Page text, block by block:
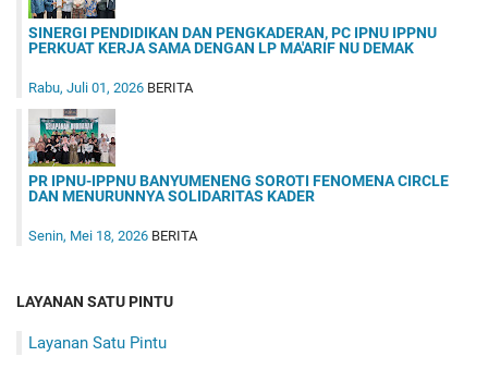
SINERGI PENDIDIKAN DAN PENGKADERAN, PC IPNU IPPNU
PERKUAT KERJA SAMA DENGAN LP MA'ARIF NU DEMAK
Rabu, Juli 01, 2026 BERITA
PR IPNU-IPPNU BANYUMENENG SOROTI FENOMENA CIRCLE
DAN MENURUNNYA SOLIDARITAS KADER
Senin, Mei 18, 2026 BERITA
LAYANAN SATU PINTU
Layanan Satu Pintu